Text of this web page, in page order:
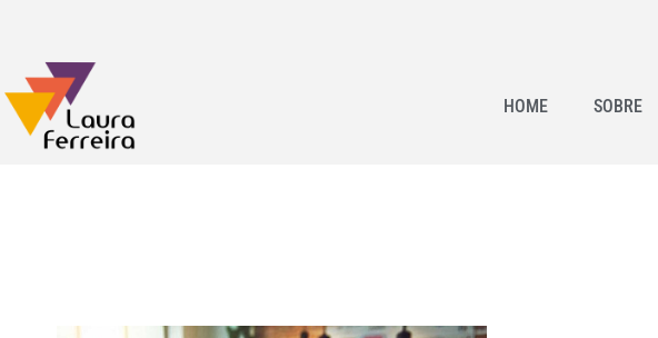
HOME SOBRE